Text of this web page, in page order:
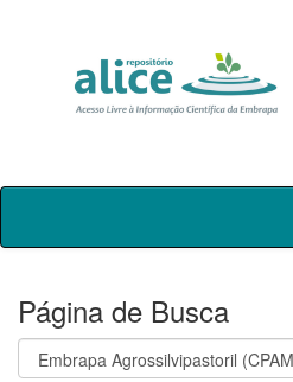
Skip
Página de Busca